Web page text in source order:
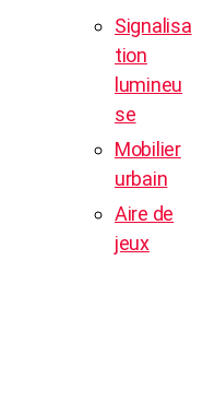
Signalisa
tion
lumineu
se
Mobilier
urbain
Aire de
jeux